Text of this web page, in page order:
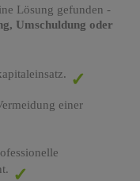
Lösung gefunden -
Umschuldung oder
einer